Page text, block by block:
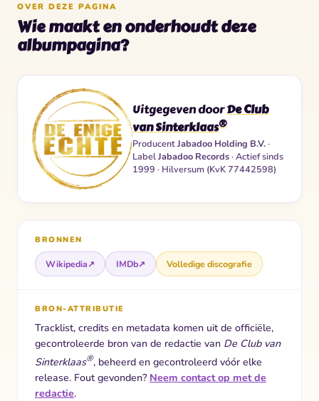
OVER DEZE PAGINA
Wie maakt en onderhoudt deze
albumpagina?
Uitgegeven doorDe Club
van Sinterklaas®
ProducentJabadoo Holding B.V.·
LabelJabadoo Records· Actief sinds
1999 · Hilversum (KvK 77442598)
BRONNEN
Wikipedia↗ IMDb↗ Volledige discografie
BRON-ATTRIBUTIE
Tracklist, credits en metadata komen uit de officiële,
gecontroleerde bron van de redactie van De Club van
Sinterklaas®, beheerd en gecontroleerd vóór elke
release. Fout gevonden? Neem contact op met de
redactie.